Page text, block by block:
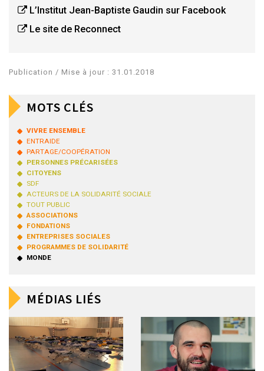
L’Institut Jean-Baptiste Gaudin sur Facebook
Le site de Reconnect
Publication / Mise à jour : 31.01.2018
MOTS CLÉS
VIVRE ENSEMBLE
ENTRAIDE
PARTAGE/COOPÉRATION
PERSONNES PRÉCARISÉES
CITOYENS
SDF
ACTEURS DE LA SOLIDARITÉ SOCIALE
TOUT PUBLIC
ASSOCIATIONS
FONDATIONS
ENTREPRISES SOCIALES
PROGRAMMES DE SOLIDARITÉ
MONDE
MÉDIAS LIÉS